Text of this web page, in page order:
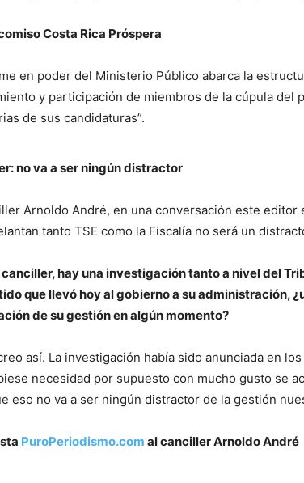
Costa Rica Próspera
en poder del Ministerio Público abarca la
y participación de miembros de la cúpula del
de sus candidaturas”.
no va a ser ningún distractor
Arnoldo André, en una conversación este
tanto TSE como la Fiscalía no será un
hay una investigación tanto a nivel del
que llevó hoy al gobierno a su administración,
de su gestión en algún momento?
así. La investigación había sido anunciada en
necesidad por supuesto con mucho gusto se
eso no va a ser ningún distractor de la gestión
PuroPeriodismo.com al canciller Arnoldo André